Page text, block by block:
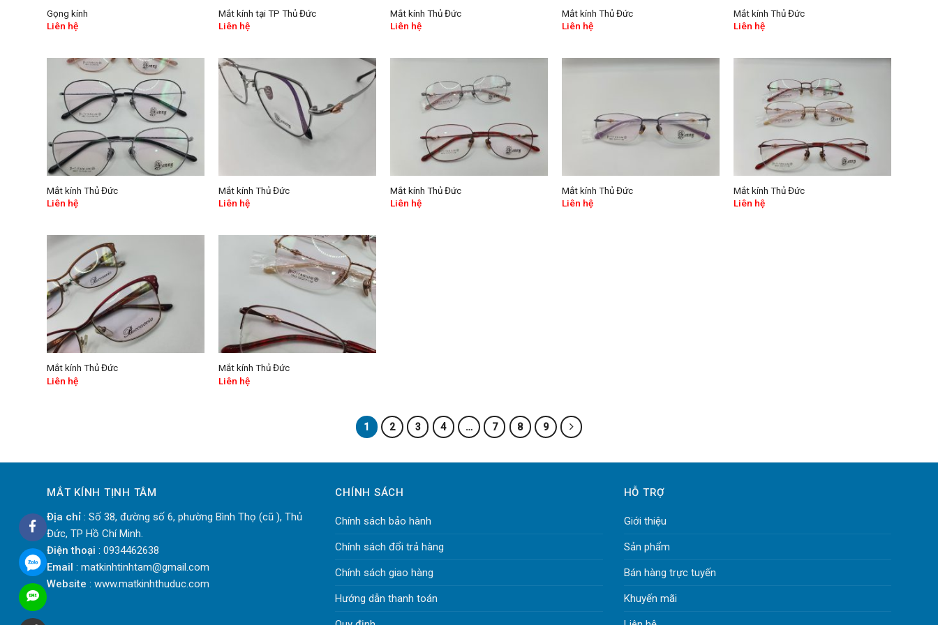
Gọng kính
Liên hệ
Mắt kính tại TP Thủ Đức
Liên hệ
Mắt kính Thủ Đức
Liên hệ
Mắt kính Thủ Đức
Liên hệ
Mắt kính Thủ Đức
Liên hệ
Mắt kính Thủ Đức
Liên hệ
Mắt kính Thủ Đức
Liên hệ
Mắt kính Thủ Đức
Liên hệ
Mắt kính Thủ Đức
Liên hệ
Mắt kính Thủ Đức
Liên hệ
Mắt kính Thủ Đức
Liên hệ
Mắt kính Thủ Đức
Liên hệ
1 2 3 4 … 7 8 9
MẮT KÍNH TỊNH TÂM
Địa chỉ : Số 38, đường số 6, phường Bình Thọ (cũ ), Thủ
Đức, TP Hồ Chí Minh.
Điện thoại : 0934462638
Email : matkinhtinhtam@gmail.com
Website : www.matkinhthuduc.com
CHÍNH SÁCH
Chính sách bảo hành
Chính sách đổi trả hàng
Chính sách giao hàng
Hướng dẫn thanh toán
HỖ TRỢ
Giới thiệu
Sản phẩm
Bán hàng trực tuyến
Khuyến mãi